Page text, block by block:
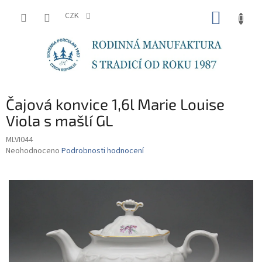
CZK
Čajová konvice 1,6l Marie Louise
Viola s mašlí GL
MLVI044
Průměrné
je
Neohodnoceno Podrobnosti hodnocení